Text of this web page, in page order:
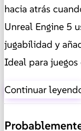
hacia atrás
Unreal Engine 5
jugabilidad y
Ideal para
Continuar